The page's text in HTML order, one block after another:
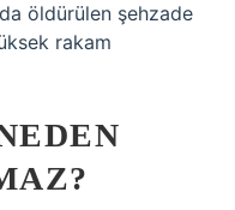
öldürülen şehzade
rakam